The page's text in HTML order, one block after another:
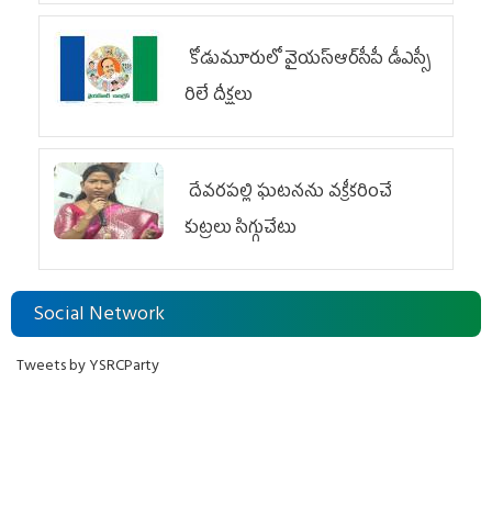
కోడుమూరులో వైయ‌స్ఆర్‌సీపీ డీఎస్సీ
రిలే దీక్షలు
దేవరపల్లి ఘటనను వక్రీకరించే
కుట్రలు సిగ్గుచేటు
Social Network
Tweets by YSRCParty